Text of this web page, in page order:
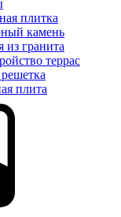
плитка
камень
из гранита
террас
плита